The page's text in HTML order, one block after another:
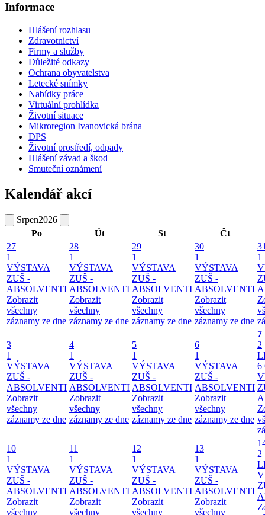
Informace
Hlášení rozhlasu
Zdravotnictví
Firmy a služby
Důležité odkazy
Ochrana obyvatelstva
Letecké snímky
Nabídky práce
Virtuální prohlídka
Životní situace
Mikroregion Ivanovická brána
DPS
Životní prostředí, odpady
Hlášení závad a škod
Smuteční oznámení
Kalendář akcí
Srpen2026
Po
Út St
Čt
27
1
VÝSTAVA
ZUŠ -
ABSOLVENTI
Zobrazit
všechny
záznamy ze dne
28
1
VÝSTAVA
ZUŠ -
ABSOLVENTI
Zobrazit
všechny
záznamy ze dne
29
1
VÝSTAVA
ZUŠ -
ABSOLVENTI
Zobrazit
všechny
záznamy ze dne
30
1
VÝSTAVA
ZUŠ -
ABSOLVENTI
Zobrazit
všechny
záznamy ze dne
1
3
1
VÝSTAVA
ZUŠ -
ABSOLVENTI
Zobrazit
všechny
záznamy ze dne
4
1
VÝSTAVA
ZUŠ -
ABSOLVENTI
Zobrazit
všechny
záznamy ze dne
5
1
VÝSTAVA
ZUŠ -
ABSOLVENTI
Zobrazit
všechny
záznamy ze dne
6
1
VÝSTAVA
ZUŠ -
ABSOLVENTI
Zobrazit
všechny
záznamy ze dne
7
2
6
10
1
VÝSTAVA
ZUŠ -
ABSOLVENTI
Zobrazit
všechny
11
1
VÝSTAVA
ZUŠ -
ABSOLVENTI
Zobrazit
všechny
12
1
VÝSTAVA
ZUŠ -
ABSOLVENTI
Zobrazit
všechny
13
1
VÝSTAVA
ZUŠ -
ABSOLVENTI
Zobrazit
všechny
2